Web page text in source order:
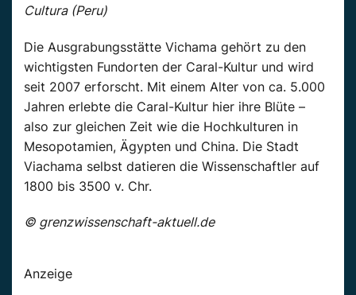
Cultura (Peru)
Die Ausgrabungsstätte Vichama gehört zu den
wichtigsten Fundorten der Caral-Kultur und wird
seit 2007 erforscht. Mit einem Alter von ca. 5.000
Jahren erlebte die Caral-Kultur hier ihre Blüte –
also zur gleichen Zeit wie die Hochkulturen in
Mesopotamien, Ägypten und China. Die Stadt
Viachama selbst datieren die Wissenschaftler auf
1800 bis 3500 v. Chr.
© grenzwissenschaft-aktuell.de
Anzeige